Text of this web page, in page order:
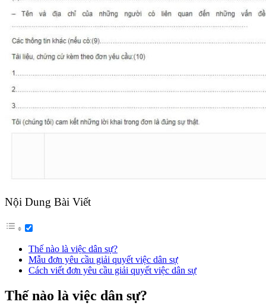
Nội Dung Bài Viết
Thế nào là việc dân sự?
Mẫu đơn yêu cầu giải quyết việc dân sự
Cách viết đơn yêu cầu giải quyết việc dân sự
Thế nào là việc dân sự?